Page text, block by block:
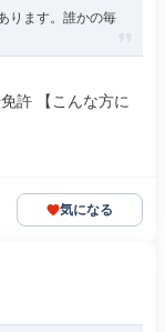
ります。誰かの毎
許 【こんな方に
気になる